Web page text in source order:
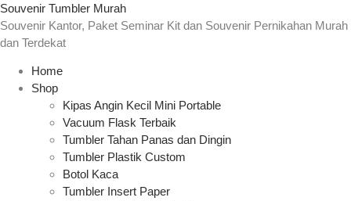
Souvenir Tumbler Murah
Souvenir Kantor, Paket Seminar Kit dan Souvenir Pernikahan Murah
dan Terdekat
Home
Shop
Kipas Angin Kecil Mini Portable
Vacuum Flask Terbaik
Tumbler Tahan Panas dan Dingin
Tumbler Plastik Custom
Botol Kaca
Tumbler Insert Paper